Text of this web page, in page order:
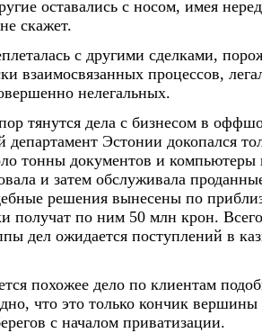
оставались с носом, имея
скажет.
с другими сделками,
взаимосвязанных процессов,
нелегальных.
тянутся дела с бизнесом в
Эстонии докопался
тонны документов и
и затем обслуживала
решения вынесены по
получат по ним 50 млн крон.
дел ожидается поступлений в
похожее дело по клиентам
что это только кончик вершины
с началом приватизации.